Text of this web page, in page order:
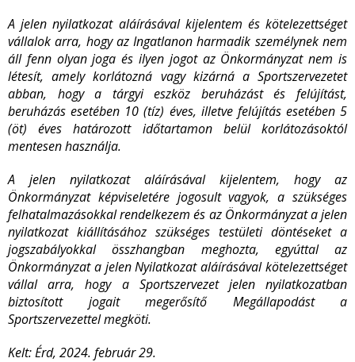
A jelen nyilatkozat aláírásával kijelentem és kötelezettséget
vállalok arra, hogy az Ingatlanon harmadik személynek nem
áll fenn olyan joga és ilyen jogot az Önkormányzat nem is
létesít, amely korlátozná vagy kizárná a Sportszervezetet
abban, hogy a tárgyi eszköz beruházást és felújítást,
beruházás esetében 10 (tíz) éves, illetve felújítás esetében 5
(öt) éves határozott időtartamon belül korlátozásoktól
mentesen használja.
A jelen nyilatkozat aláírásával kijelentem, hogy az
Önkormányzat képviseletére jogosult vagyok, a szükséges
felhatalmazásokkal rendelkezem és az Önkormányzat a jelen
nyilatkozat kiállításához szükséges testületi döntéseket a
jogszabályokkal összhangban meghozta, egyúttal az
Önkormányzat a jelen Nyilatkozat aláírásával kötelezettséget
vállal arra, hogy a Sportszervezet jelen nyilatkozatban
biztosított jogait megerősítő Megállapodást a
Sportszervezettel megköti.
Kelt: Érd, 2024. február 29.